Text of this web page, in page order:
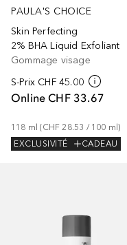
PAULA'S CHOICE
Skin Perfecting
2% BHA Liquid Exfoliant
Gommage visage
S-Prix CHF 45.00
Online CHF 33.67
118 ml (CHF 28.53 / 100 ml)
EXCLUSIVITÉ
CADEAU